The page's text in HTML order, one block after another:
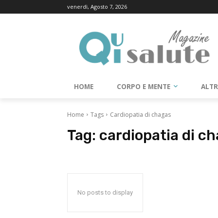
venerdì, Agosto 7, 2026
HOME CORPO E MENTE
Home Tags Cardiopatia di chagas
Tag: cardiopatia di
No posts to display